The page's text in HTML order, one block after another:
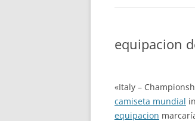
equipacion
«Italy –
camiseta mundial
equipacion